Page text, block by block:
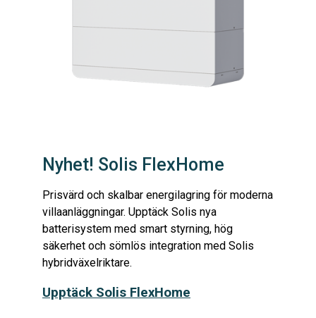
Nyhet! Solis FlexHome
Prisvärd och skalbar energilagring för moderna
villaanläggningar. Upptäck Solis nya
batterisystem med smart styrning, hög
säkerhet och sömlös integration med Solis
hybridväxelriktare.
Upptäck Solis FlexHome